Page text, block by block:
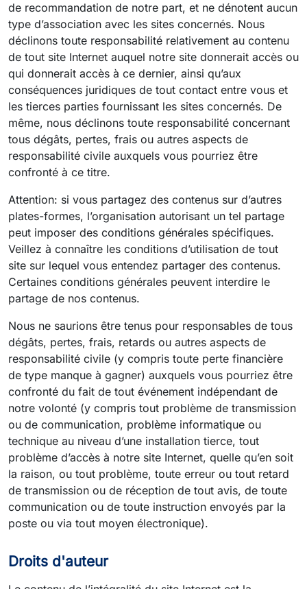
de recommandation de notre part, et ne dénotent aucun
type d’association avec les sites concernés. Nous
déclinons toute responsabilité relativement au contenu
de tout site Internet auquel notre site donnerait accès ou
qui donnerait accès à ce dernier, ainsi qu’aux
conséquences juridiques de tout contact entre vous et
les tierces parties fournissant les sites concernés. De
même, nous déclinons toute responsabilité concernant
tous dégâts, pertes, frais ou autres aspects de
responsabilité civile auxquels vous pourriez être
confronté à ce titre.
Attention: si vous partagez des contenus sur d’autres
plates-formes, l’organisation autorisant un tel partage
peut imposer des conditions générales spécifiques.
Veillez à connaître les conditions d’utilisation de tout
site sur lequel vous entendez partager des contenus.
Certaines conditions générales peuvent interdire le
partage de nos contenus.
Nous ne saurions être tenus pour responsables de tous
dégâts, pertes, frais, retards ou autres aspects de
responsabilité civile (y compris toute perte financière
de type manque à gagner) auxquels vous pourriez être
confronté du fait de tout événement indépendant de
notre volonté (y compris tout problème de transmission
ou de communication, problème informatique ou
technique au niveau d’une installation tierce, tout
problème d’accès à notre site Internet, quelle qu’en soit
la raison, ou tout problème, toute erreur ou tout retard
de transmission ou de réception de tout avis, de toute
communication ou de toute instruction envoyés par la
poste ou via tout moyen électronique).
Droits d'auteur